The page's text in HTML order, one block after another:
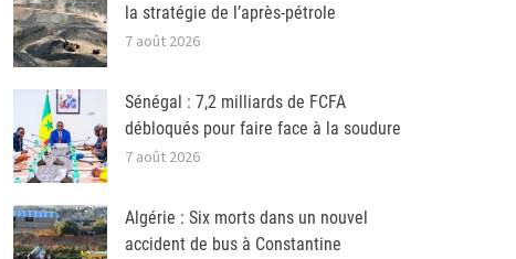
la stratégie de l’après-pétrole
7 août 2026
Sénégal : 7,2 milliards de FCFA
débloqués pour faire face à la soudure
7 août 2026
Algérie : Six morts dans un nouvel
accident de bus à Constantine